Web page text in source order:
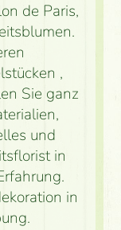
de Paris,
,
Sie ganz
und
in
in